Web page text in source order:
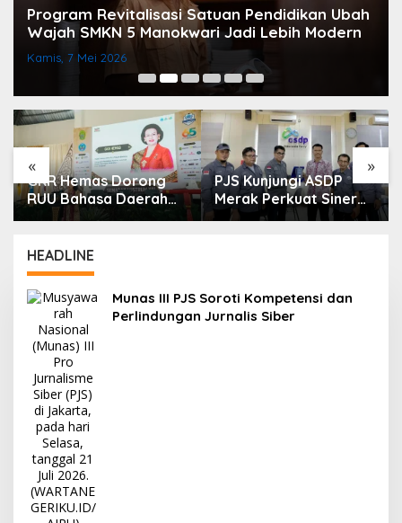
Program Revitalisasi Satuan Pendidikan Ubah
Wajah SMKN 5 Manokwari Jadi Lebih Modern
Kamis, 7 Mei 2026
« »
GKR Hemas Dorong
RUU Bahasa Daerah
Jaga Identitas Bangsa
PJS Kunjungi ASDP
Merak Perkuat Sinergi
dan Kemitraan Pers
HEADLINE
Munas III PJS Soroti Kompetensi dan
Perlindungan Jurnalis Siber